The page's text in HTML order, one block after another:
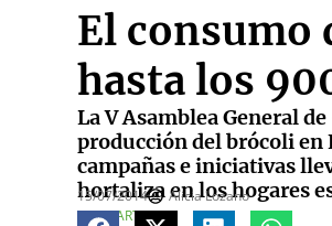
El consumo
hasta los
La V Asamblea General
producción del brócoli en
campañas e iniciativas
hortaliza en los hogares
15/07/2014
Alicia Lozano
COMPARTE